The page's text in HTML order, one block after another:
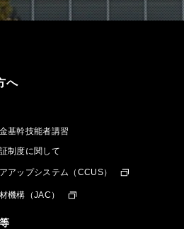
へ
基幹技能者講習
制度に関して
アップシステム（CCUS）
機構（JAC）